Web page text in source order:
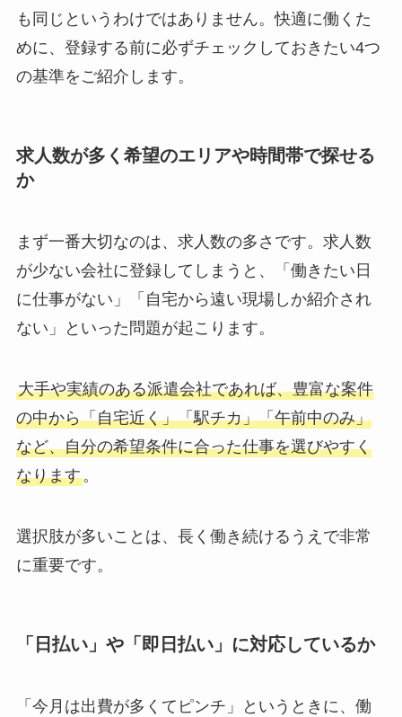
も同じというわけではありません。快適に働くた
めに、登録する前に必ずチェックしておきたい4つ
の基準をご紹介します。
求人数が多く希望のエリアや時間帯で探せる
か
まず一番大切なのは、求人数の多さです。求人数
が少ない会社に登録してしまうと、「働きたい日
に仕事がない」「自宅から遠い現場しか紹介され
ない」といった問題が起こります。
大手や実績のある派遣会社であれば、豊富な案件
の中から「自宅近く」「駅チカ」「午前中のみ」
など、自分の希望条件に合った仕事を選びやすく
なります。
選択肢が多いことは、長く働き続けるうえで非常
に重要です。
「日払い」や「即日払い」に対応しているか
「今月は出費が多くてピンチ」というときに、働